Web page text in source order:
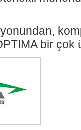
bir çok